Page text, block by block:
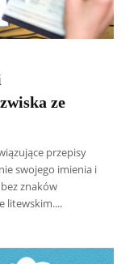
ze
przepisy
swojego imienia i
znaków
litewskim....